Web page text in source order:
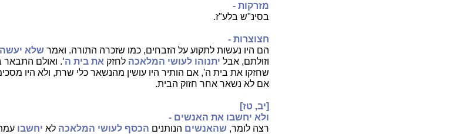
מזרקות -
בסינ"ש בלע"ז.
חצוצרות -
הם היו נעשות לתקוע על הזבחים, כמו שזכרה התורה. ואמר שלא יעשה
וזולתם, אבל יתנוהו לעושי המלאכה לחזק את בית ה'. ואולם
שחזקו את בית ה', אם הותיר היו עושין מהנשאר כלי שרת, ולא היו
אם לא נשאר אחר חזוק הבית.
[יב, טז]
ולא יחשבו את האנשים -
רצה לומר, שהאנשים הנותנים הכסף לעושי המלאכה לא יחשבו